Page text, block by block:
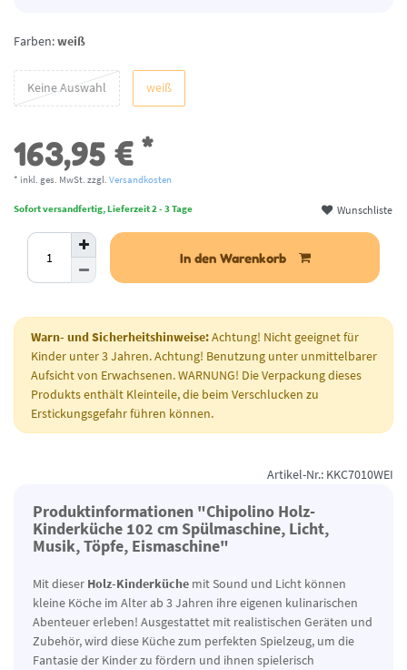
Farben:weiß
Keine Auswahl weiß
163,95 € *
* inkl. ges. MwSt. zzgl. Versandkosten
Sofort versandfertig, Lieferzeit 2 - 3 Tage Wunschliste
In den Warenkorb
Warn- und Sicherheitshinweise:Achtung! Nicht geeignet für
Kinder unter 3 Jahren. Achtung! Benutzung unter unmittelbarer
Aufsicht von Erwachsenen. WARNUNG! Die Verpackung dieses
Produkts enthält Kleinteile, die beim Verschlucken zu
Erstickungsgefahr führen können.
Artikel-Nr.: KKC7010WEI
Produktinformationen "Chipolino Holz-
Kinderküche 102 cm Spülmaschine, Licht,
Musik, Töpfe, Eismaschine"
Mit dieser Holz-Kinderküche mit Sound und Licht können
kleine Köche im Alter ab 3 Jahren ihre eigenen kulinarischen
Abenteuer erleben! Ausgestattet mit realistischen Geräten und
Zubehör, wird diese Küche zum perfekten Spielzeug, um die
Fantasie der Kinder zu fördern und ihnen spielerisch